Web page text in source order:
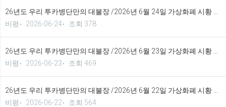
비평
2026-06-24 조회 378
비평
2026-06-23 조회 469
비평
2026-06-22 조회 564